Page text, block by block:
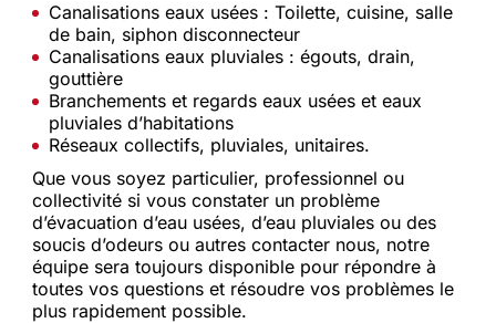
Canalisations eaux usées : Toilette, cuisine, salle
de bain, siphon disconnecteur
Canalisations eaux pluviales : égouts, drain,
gouttière
Branchements et regards eaux usées et eaux
pluviales d’habitations
Réseaux collectifs, pluviales, unitaires.
Que vous soyez particulier, professionnel ou
collectivité si vous constater un problème
d’évacuation d’eau usées, d’eau pluviales ou des
soucis d’odeurs ou autres contacter nous, notre
équipe sera toujours disponible pour répondre à
toutes vos questions et résoudre vos problèmes le
plus rapidement possible.